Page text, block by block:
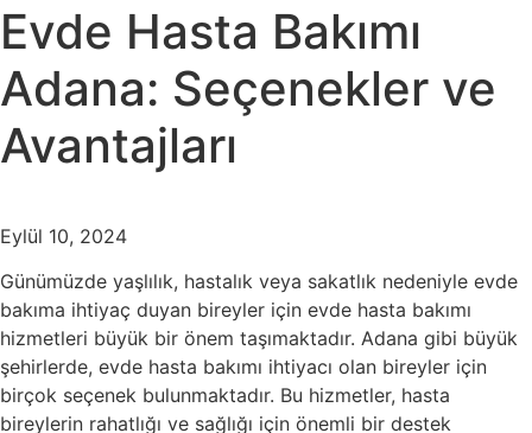
Evde Hasta Bakımı
Adana: Seçenekler ve
Avantajları
Eylül 10, 2024
Günümüzde yaşlılık, hastalık veya sakatlık nedeniyle evde
bakıma ihtiyaç duyan bireyler için evde hasta bakımı
hizmetleri büyük bir önem taşımaktadır. Adana gibi büyük
şehirlerde, evde hasta bakımı ihtiyacı olan bireyler için
birçok seçenek bulunmaktadır. Bu hizmetler, hasta
bireylerin rahatlığı ve sağlığı için önemli bir destek